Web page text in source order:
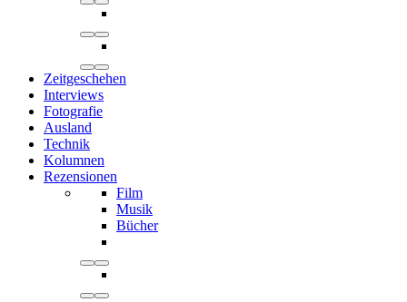
Zeitgeschehen
Interviews
Fotografie
Ausland
Technik
Kolumnen
Rezensionen
Film
Musik
Bücher